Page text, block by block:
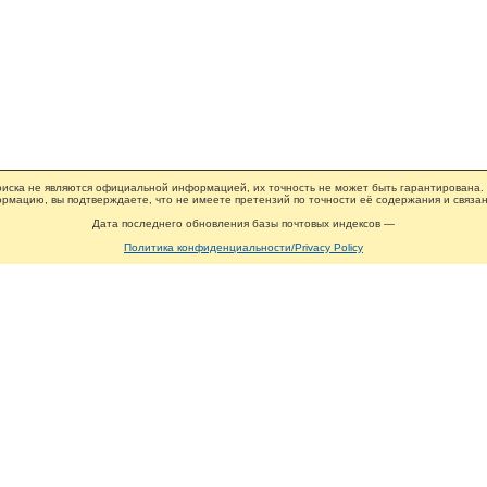
не являются официальной информацией, их точность не может быть гарантирована.
вы подтверждаете, что не имеете претензий по точности её содержания и
Дата последнего обновления базы почтовых индексов —
Политика конфиденциальности/Privacy Policy